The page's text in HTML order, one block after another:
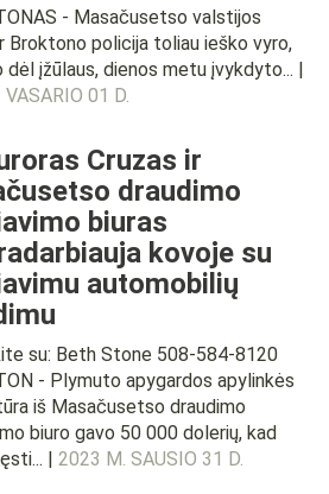
- Masačusetso valstijos
Broktono policija toliau ieško vyro,
dėl įžūlaus, dienos metu įvykdyto... |
01 D.
Cruzas ir
draudimo
biuras
kovoje su
automobilių
su: Beth Stone 508-584-8120
- Plymuto apygardos apylinkės
iš Masačusetso draudimo
biuro gavo 50 000 dolerių, kad
| 2023 M. SAUSIO 31 D.